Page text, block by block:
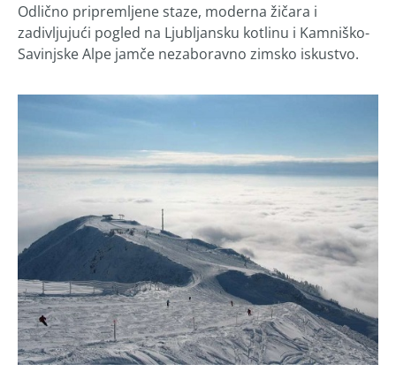
Odlično pripremljene staze, moderna žičara i
zadivljujući pogled na Ljubljansku kotlinu i Kamniško-
Savinjske Alpe jamče nezaboravno zimsko iskustvo.